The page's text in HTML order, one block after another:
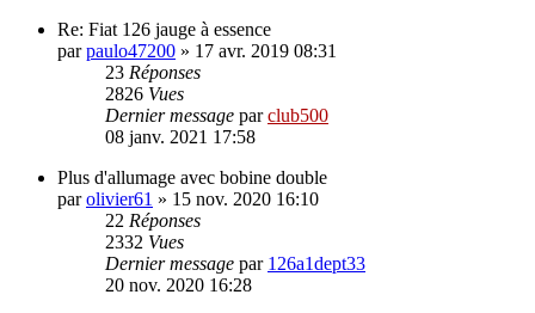
Re: Fiat 126 jauge à essence
parpaulo47200 » 17 avr. 2019 08:31
23 Réponses
2826 Vues
Dernier message parclub500
08 janv. 2021 17:58
Plus d'allumage avec bobine double
parolivier61 » 15 nov. 2020 16:10
22 Réponses
2332 Vues
Dernier message par 126a1dept33
20 nov. 2020 16:28